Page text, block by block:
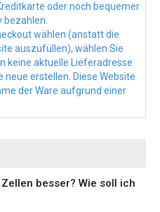
oder noch bequemer
bezahlen.
wählen (anstatt die
auszufüllen), wählen Sie
keine aktuelle Lieferadresse
neue erstellen. Diese Website
der Ware aufgrund einer
besser? Wie soll ich